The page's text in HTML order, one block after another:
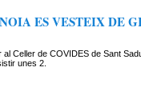
ES VESTEIX DE
Celler de COVIDES de Sant
unes 2.